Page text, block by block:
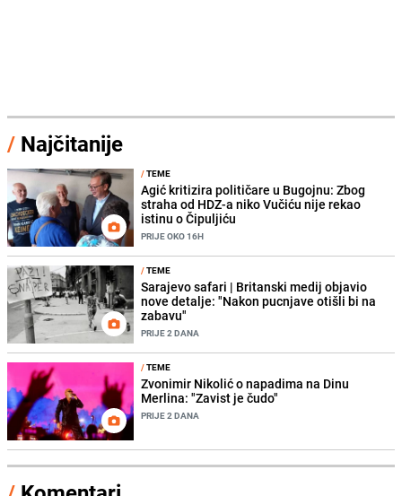
/ Najčitanije
/TEME
Agić kritizira političare u Bugojnu: Zbog
straha od HDZ-a niko Vučiću nije rekao
istinu o Čipuljiću
PRIJE OKO 16H
/TEME
Sarajevo safari | Britanski medij objavio
nove detalje: "Nakon pucnjave otišli bi na
zabavu"
PRIJE 2 DANA
/TEME
Zvonimir Nikolić o napadima na Dinu
Merlina: "Zavist je čudo"
PRIJE 2 DANA